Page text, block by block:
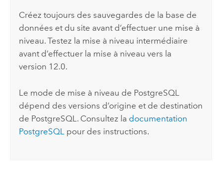
Créez toujours des sauvegardes de la base de
données et du site avant d’effectuer une mise à
niveau. Testez la mise à niveau intermédiaire
avant d’effectuer la mise à niveau vers la
version 12.0.
Le mode de mise à niveau de PostgreSQL
dépend des versions d’origine et de destination
de PostgreSQL . Consultez la documentation
PostgreSQL pour des instructions.